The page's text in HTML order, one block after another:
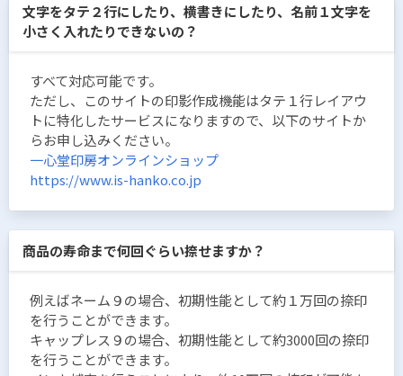
文字をタテ２行にしたり、横書きにしたり、名前１文字を
小さく入れたりできないの？
すべて対応可能です。
ただし、このサイトの印影作成機能はタテ１行レイアウ
トに特化したサービスになりますので、以下のサイトか
らお申し込みください。
一心堂印房オンラインショップ
https://www.is-hanko.co.jp
商品の寿命まで何回ぐらい捺せますか？
例えばネーム９の場合、初期性能として約１万回の捺印
を行うことができます。
キャップレス９の場合、初期性能として約3000回の捺印
を行うことができます。